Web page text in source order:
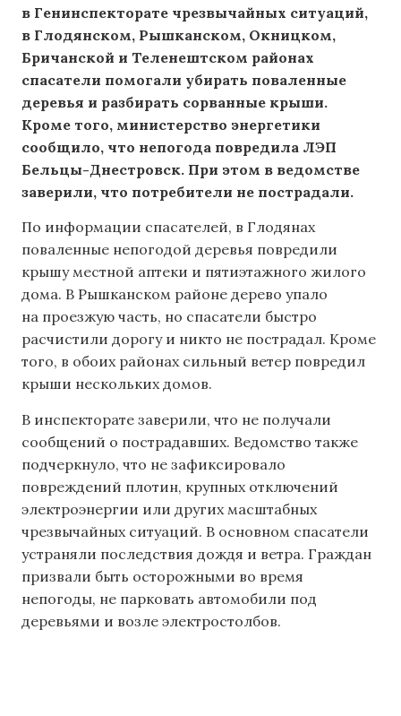
в Генинспекторате чрезвычайных ситуаций,
в Глодянском, Рышканском, Окницком,
Бричанской и Теленештском районах
спасатели помогали убирать поваленные
деревья и разбирать сорванные крыши.
Кроме того, министерство энергетики
сообщило, что непогода повредила ЛЭП
Бельцы-Днестровск. При этом в ведомстве
заверили, что потребители не пострадали.
По информации спасателей, в Глодянах
поваленные непогодой деревья повредили
крышу местной аптеки и пятиэтажного жилого
дома. В Рышканском районе дерево упало
на проезжую часть, но спасатели быстро
расчистили дорогу и никто не пострадал. Кроме
того, в обоих районах сильный ветер повредил
крыши нескольких домов.
В инспекторате заверили, что не получали
сообщений о пострадавших. Ведомство также
подчеркнуло, что не зафиксировало
повреждений плотин, крупных отключений
электроэнергии или других масштабных
чрезвычайных ситуаций. В основном спасатели
устраняли последствия дождя и ветра. Граждан
призвали быть осторожными во время
непогоды, не парковать автомобили под
деревьями и возле электростолбов.